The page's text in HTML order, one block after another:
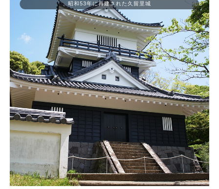
昭和53年に再建された久留里城